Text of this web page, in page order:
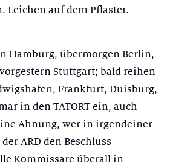
Leichen auf dem Pflaster.
Hamburg, übermorgen Berlin,
Stuttgart; bald reihen
Frankfurt, Duisburg,
in den TATORT ein, auch
Ahnung, wer in irgendeiner
ARD den Beschluss
Kommissare überall in